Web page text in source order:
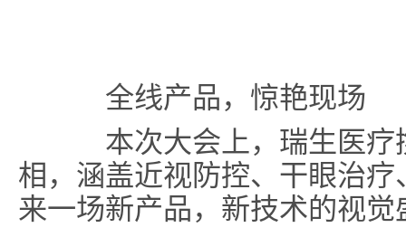
全线产品，惊艳现场
本次大会上，瑞生医疗
相，涵盖近视防控、干眼治
来一场新产品，新技术的视觉